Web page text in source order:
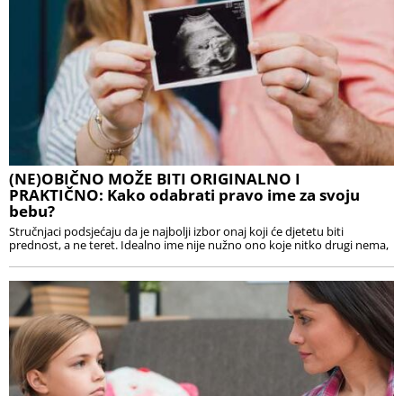
(NE)OBIČNO MOŽE BITI ORIGINALNO I
PRAKTIČNO: Kako odabrati pravo ime za svoju
bebu?
Stručnjaci podsjećaju da je najbolji izbor onaj koji će djetetu biti
prednost, a ne teret. Idealno ime nije nužno ono koje nitko drugi nema,